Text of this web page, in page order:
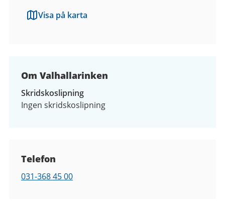
Visa på karta
Om Valhallarinken
Skridskoslipning
Ingen skridskoslipning
Telefon
Telefon
031-368 45 00